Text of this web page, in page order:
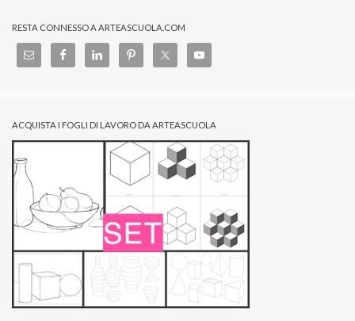
RESTA CONNESSO A ARTEASCUOLA.COM
ACQUISTA I FOGLI DI LAVORO DA ARTEASCUOLA